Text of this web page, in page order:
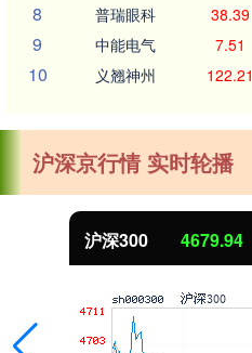
8 普瑞眼科 38.39
9 中能电气 7.51
10 义翘神州 122.21
沪深京行情 实时轮播
沪深300 4679.94